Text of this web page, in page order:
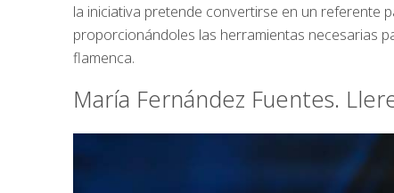
la iniciativa pretende convertirse en un referente
proporcionándoles las herramientas necesarias
flamenca.
María Fernández Fuentes.